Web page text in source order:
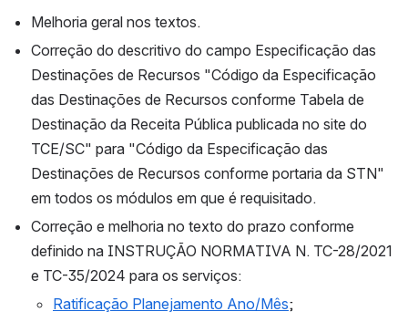
Melhoria geral nos textos.
Correção do descritivo do campo Especificação das
Destinações de Recursos "Código da Especificação
das Destinações de Recursos conforme Tabela de
Destinação da Receita Pública publicada no site do
TCE/SC" para "Código da Especificação das
Destinações de Recursos conforme portaria da STN"
em todos os módulos em que é requisitado.
Correção e melhoria no texto do prazo conforme
definido na INSTRUÇÃO NORMATIVA N. TC-28/2021
e TC-35/2024 para os serviços:
Ratificação Planejamento Ano/Mês;